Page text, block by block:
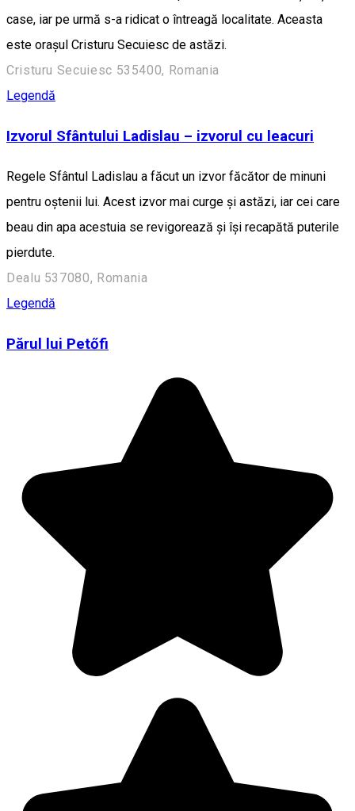
case, iar pe urmă s-a ridicat o întreagă localitate. Aceasta
este orașul Cristuru Secuiesc de astăzi.
Cristuru Secuiesc 535400, Romania
Legendă
Izvorul Sfântului Ladislau – izvorul cu leacuri
Regele Sfântul Ladislau a făcut un izvor făcător de minuni
pentru oștenii lui. Acest izvor mai curge și astăzi, iar cei care
beau din apa acestuia se revigorează și își recapătă puterile
pierdute.
Dealu 537080, Romania
Legendă
Părul lui Petőfi